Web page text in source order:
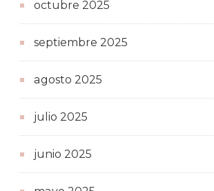
octubre 2025
septiembre 2025
agosto 2025
julio 2025
junio 2025